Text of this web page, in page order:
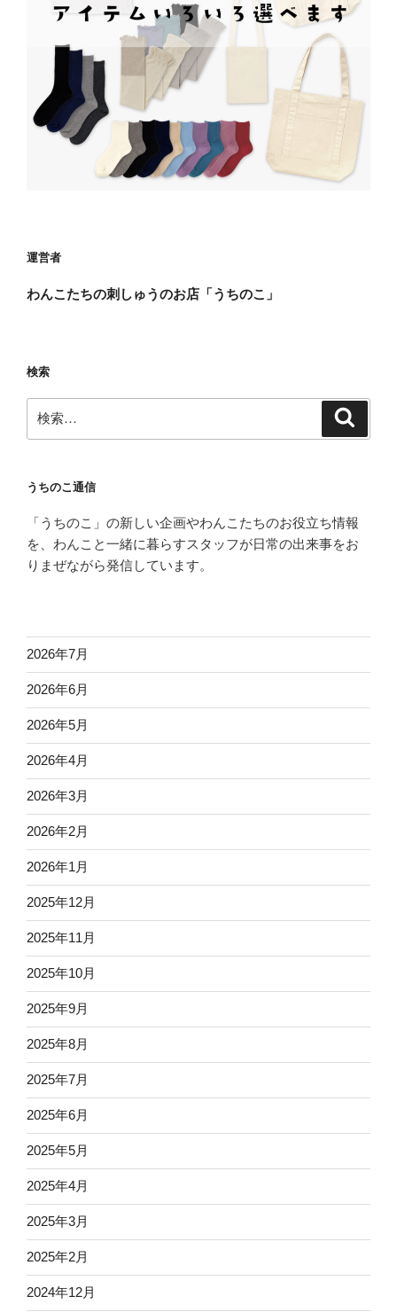
運営者
わんこたちの刺しゅうのお店「うちのこ」
検索
索:
うちのこ通信
「うちのこ」の新しい企画やわんこたちのお役立ち情報
を、わんこと一緒に暮らすスタッフが日常の出来事をお
りまぜながら発信しています。
2026年7月
2026年6月
2026年5月
2026年4月
2026年3月
2026年2月
2026年1月
2025年12月
2025年11月
2025年10月
2025年9月
2025年8月
2025年7月
2025年6月
2025年5月
2025年4月
2025年3月
2025年2月
2024年12月